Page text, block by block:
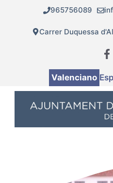
contingut
965756089
Carrer Duquessa
Valenciano